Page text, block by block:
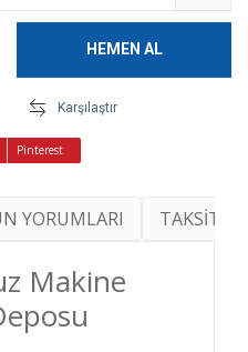
HEMEN AL
Karşılaştır
Pinterest
YORUMLARI TAKSİT
Makine